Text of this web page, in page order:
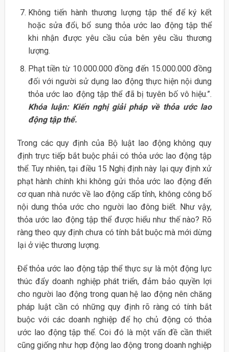
Không tiến hành thương lượng tập thể để ký kết
hoặc sửa đổi, bổ sung thỏa ước lao động tập thể
khi nhận được yêu cầu của bên yêu cầu thương
lượng.
Phạt tiền từ 10.000.000 đồng đến 15.000.000 đồng
đối với người sử dụng lao động thực hiện nội dung
thỏa ước lao động tập thể đã bị tuyên bố vô hiệu.”.
Khóa luận: Kiến nghị giải pháp về thỏa ước lao
động tập thể.
Trong các quy định của Bộ luật lao động không quy
định trực tiếp bắt buộc phải có thỏa ước lao động tập
thể. Tuy nhiên, tại điều 15 Nghị định này lại quy định xử
phạt hành chính khi không gửi thỏa ước lao động đến
cơ quan nhà nước về lao động cấp tỉnh, không công bố
nội dung thỏa ước cho người lao đông biết. Như vậy,
thỏa ước lao động tập thể được hiểu như thế nào? Rõ
ràng theo quy định chưa có tính bắt buộc mà mới dừng
lại ở việc thương lượng.
Để thỏa ước lao động tập thể thực sự là một động lực
thúc đẩy doanh nghiệp phát triển, đảm bảo quyền lợi
cho người lao động trong quan hệ lao động nên chăng
pháp luật cần có những quy định rõ ràng có tính bắt
buộc với các doanh nghiệp để họ chủ động có thỏa
ước lao động tập thể. Coi đó là một vấn đề cần thiết
cũng giống như hợp động lao động trong doanh nghiệp